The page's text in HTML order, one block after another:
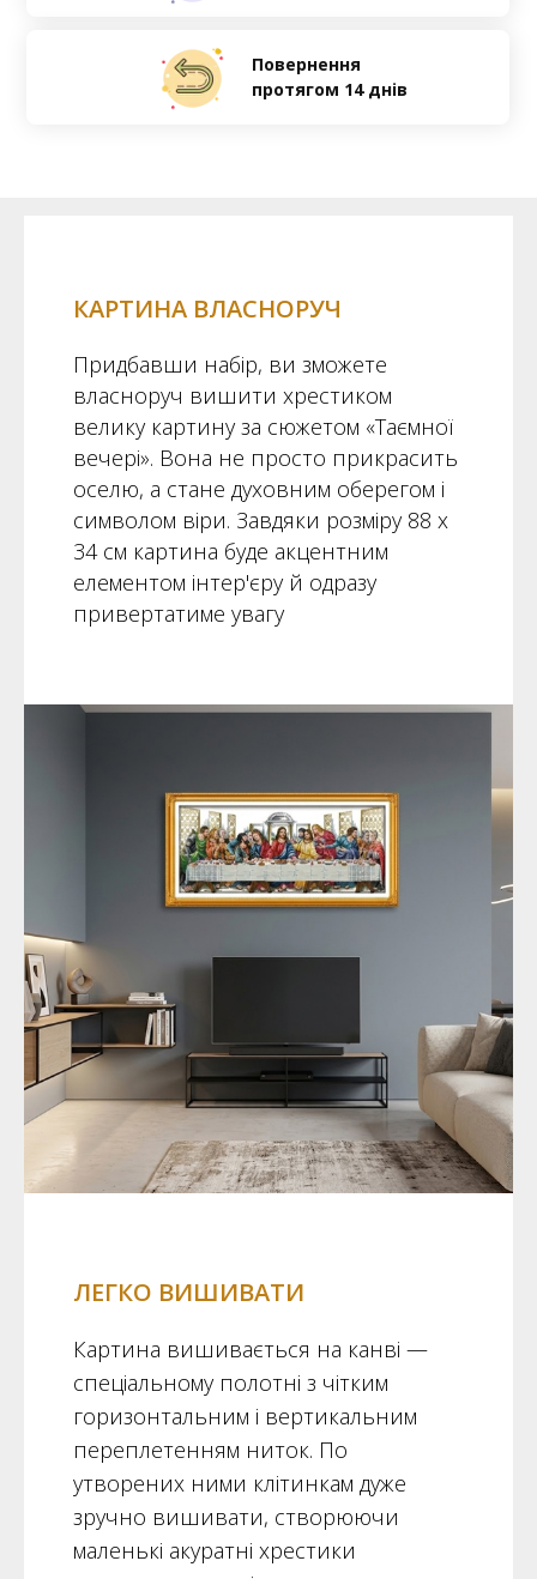
Повернення
протягом 14 днів
КАРТИНА ВЛАСНОРУЧ
Придбавши набір, ви зможете
власноруч вишити хрестиком
велику картину за сюжетом «Таємної
вечері». Вона не просто прикрасить
оселю, а стане духовним оберегом і
символом віри. Завдяки розміру 88 х
34 см картина буде акцентним
елементом інтер'єру й одразу
привертатиме увагу
ЛЕГКО ВИШИВАТИ
Картина вишивається на канві —
спеціальному полотні з чітким
горизонтальним і вертикальним
переплетенням ниток. По
утворених ними клітинкам дуже
зручно вишивати, створюючи
маленькі акуратні хрестики